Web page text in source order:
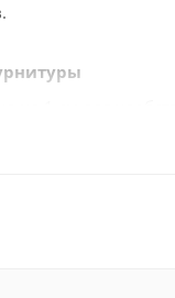
на 1 см для